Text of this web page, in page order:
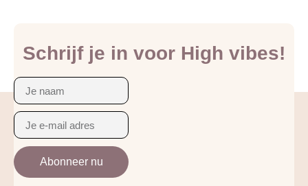
Schrijf je in voor High vibes!
Abonneer nu